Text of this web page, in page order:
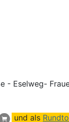
- Eselweg-
und als